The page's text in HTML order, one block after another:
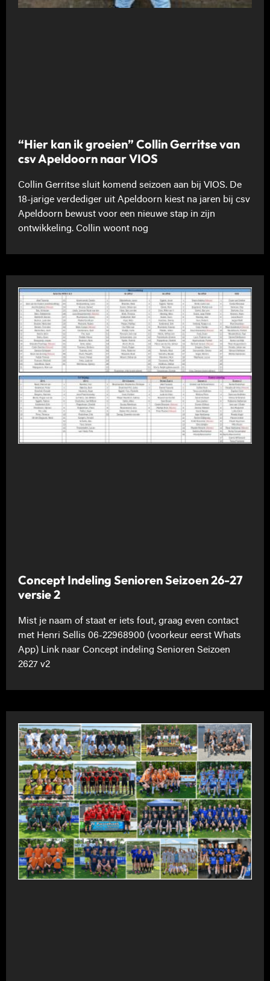
“Hier kan ik groeien” Collin Gerritse van
csv Apeldoorn naar VIOS
Collin Gerritse sluit komend seizoen aan bij VIOS. De
18-jarige verdediger uit Apeldoorn kiest na jaren bij csv
Apeldoorn bewust voor een nieuwe stap in zijn
ontwikkeling. Collin woont nog
Concept Indeling Senioren Seizoen 26-27
versie 2
Mist je naam of staat er iets fout, graag even contact
met Henri Sellis 06-22968900 (voorkeur eerst Whats
App) Link naar Concept indeling Senioren Seizoen
2627 v2